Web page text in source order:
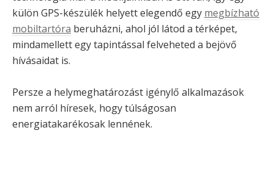
külön GPS-készülék helyett elegendő egy megbízható
mobiltartóra beruházni, ahol jól látod a térképet,
mindamellett egy tapintással felveheted a bejövő
hívásaidat is.
Persze a helymeghatározást igénylő alkalmazások
nem arról híresek, hogy túlságosan
energiatakarékosak lennének.